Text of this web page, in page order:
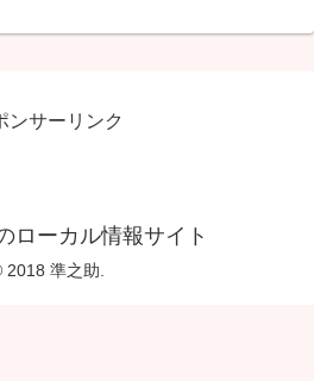
ンサーリンク
ローカル情報サイト
2018 準之助.